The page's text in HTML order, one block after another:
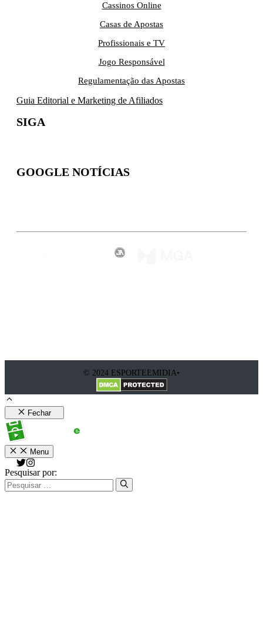
Cassinos Online
Casas de Apostas
Profissionais e TV
Jogo Responsável
Regulamentação das Apostas
Guia Editorial e Marketing de Afiliados
SIGA
GOOGLE NOTÍCIAS
© 2024 ESPORTEEMIDIA•
Fechar
Menu
Pesquisar por: